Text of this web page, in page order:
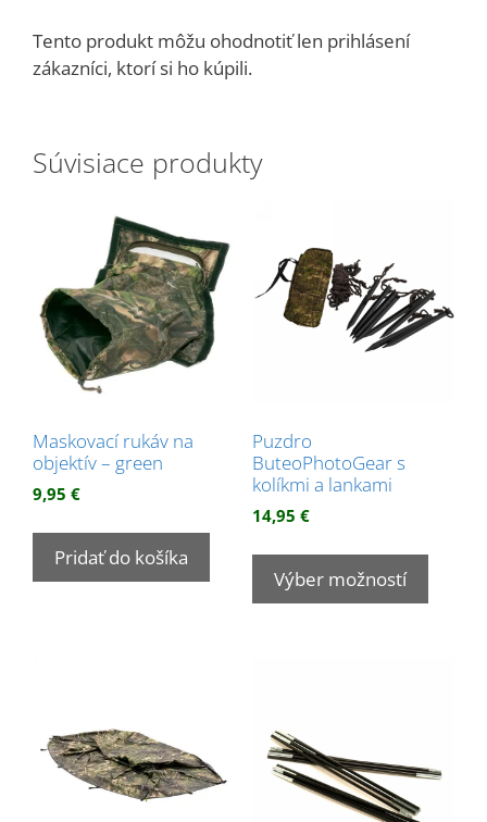
Tento produkt môžu ohodnotiť len prihlásení
zákazníci, ktorí si ho kúpili.
Súvisiace produkty
Maskovací rukáv na
objektív – green
9,95 €
Pridať do košíka
Puzdro
ButeoPhotoGear s
kolíkmi a lankami
14,95 €
Výber možností
má
vybrať